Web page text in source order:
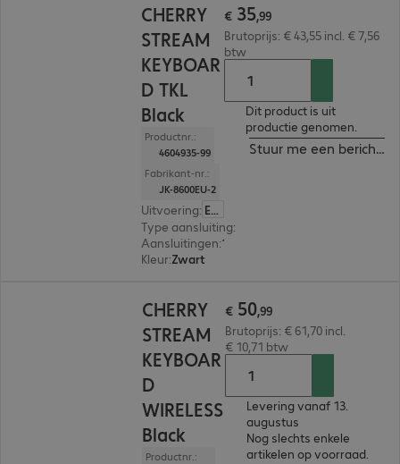
CHERRY
STREAM
KEYBOAR
D TKL
Black
Productnr.:
4604935-99
Fabrikant-nr.:
JK-8600EU-2
Uitvoering:
Europa (Engels)
Type aansluiting:
Aansluitingen:
Kleur:Zwart
€ 35,99
Brutoprijs: € 43,55 incl. € 7,56
btw
Dit product is uit
productie genomen.
Stuur me een bericht
CHERRY
STREAM
KEYBOAR
D
WIRELESS
Black
Productnr.:
€ 50,99
Brutoprijs: € 61,70 incl.
€ 10,71 btw
Levering vanaf 13.
augustus
Nog slechts enkele
artikelen op voorraad.